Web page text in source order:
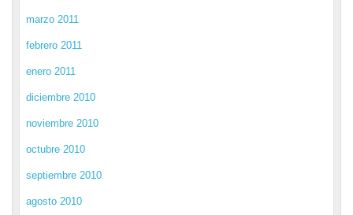
marzo 2011
febrero 2011
enero 2011
diciembre 2010
noviembre 2010
octubre 2010
septiembre 2010
agosto 2010